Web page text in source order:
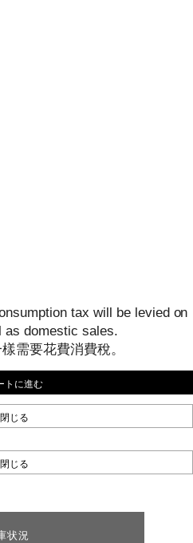
tax will be levied on
as domestic sales.
需要花費消費稅。
トに進む
閉じる
閉じる
状況